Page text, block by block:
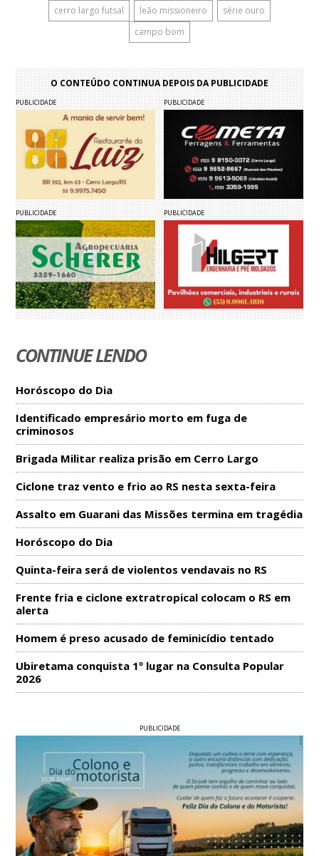
cerro largo futsal leão missioneiro
série ouro
campo bom
O CONTEÚDO CONTINUA DEPOIS DA PUBLICIDADE
PUBLICIDADE PUBLICIDADE
PUBLICIDADE PUBLICIDADE
CONTINUE LENDO
Horóscopo do Dia
Identificado empresário morto em fuga de
criminosos
Brigada Militar realiza prisão em Cerro Largo
Ciclone traz vento e frio ao RS nesta sexta-feira
Assalto em Guarani das Missões termina em tragédia
Horóscopo do Dia
Quinta-feira será de violentos vendavais no RS
Frente fria e ciclone extratropical colocam o RS em
alerta
Homem é preso acusado de feminicídio tentado
Ubiretama conquista 1º lugar na Consulta Popular
2026
PUBLICIDADE